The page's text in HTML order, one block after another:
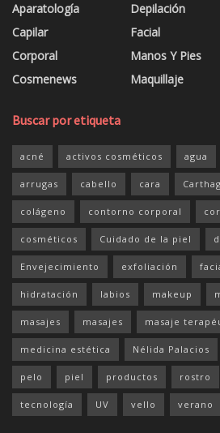
Aparatología
Capilar
Corporal
Cosmenews
Depilación
Facial
Manos Y Pies
Maquillaje
Buscar por etiqueta
acné activos cosméticos agua
arrugas cabello cara
colágeno contorno corporal
cosméticos Cuidado de la piel
Envejecimiento exfoliación
hidratación labios makeup
masajes masajes masaje
medicina estética Nélida Palacios
pelo piel productos rostro
tecnología UV vello verano